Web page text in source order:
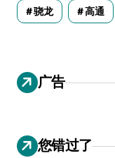
骁龙 高通
广告
您错过了